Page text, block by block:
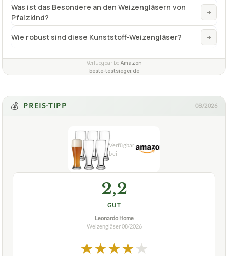
Was ist das Besondere an den Weizengläsern von
Pfalzkind?
+
Wie robust sind diese Kunststoff-Weizengläser? +
Verfuegbar beiAmazon
beste-testsieger.de
💰 PREIS-TIPP 08/2026
2,2
GUT
Leonardo Home
Weizengläser08/2026
★★★★★